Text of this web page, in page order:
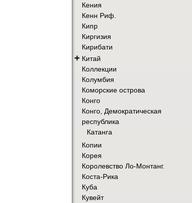
Кения
Кенн Риф.
Кипр
Киргизия
Кирибати
+ Китай
Коллекции
Колумбия
Коморские острова
Конго
Конго, Демократическая
республика
Катанга
Копии
Корея
Королевство Ло-Монтанг.
Коста-Рика
Куба
Кувейт